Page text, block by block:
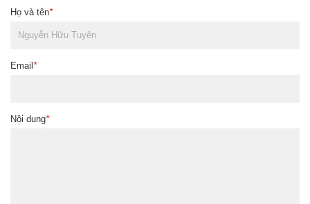
Họ và tên*
Email *
Nội dung*